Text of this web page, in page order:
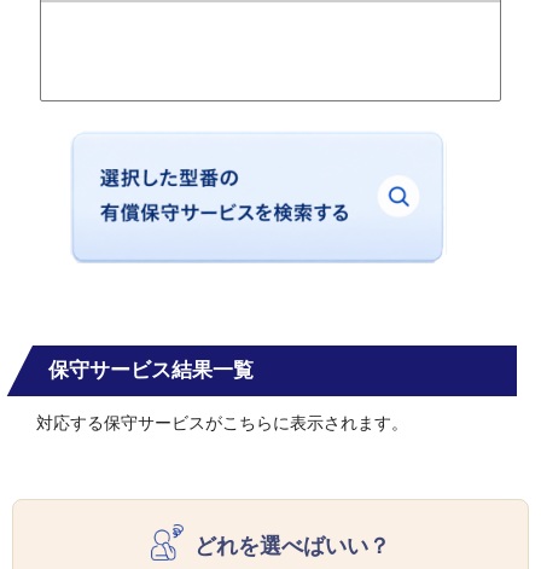
保守サービス結果一覧
対応する保守サービスがこちらに表示されます。
どれを選べばいい？